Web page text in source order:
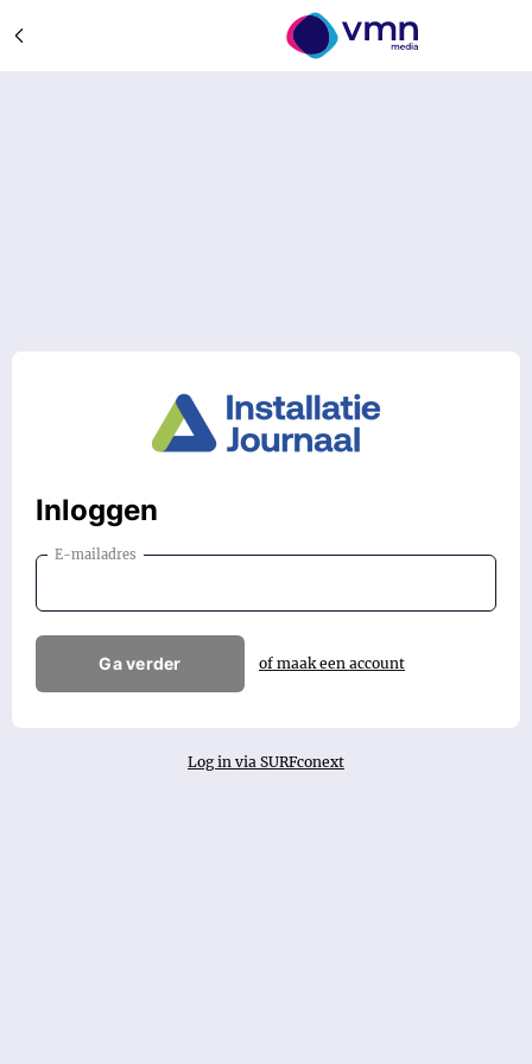
Inloggen
E-mailadres
Ga verder of maak een account
Log in via SURFconext